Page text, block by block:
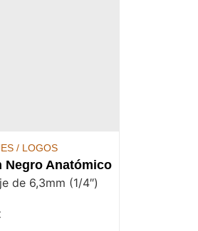
/ LOGOS
Negro Anatómico
de 6,3mm (1/4″)